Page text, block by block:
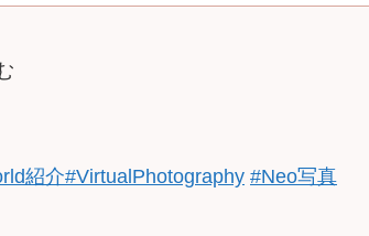
紹介#VirtualPhotography #Neo写真